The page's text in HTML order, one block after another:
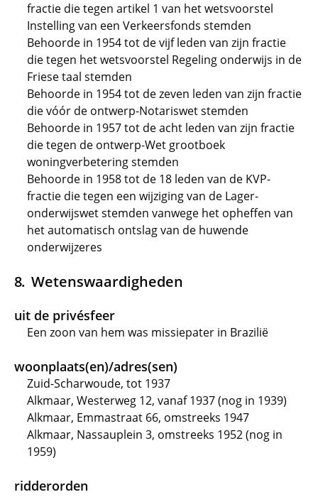
fractie die tegen artikel 1 van het wetsvoorstel
Instelling van een Verkeersfonds stemden
Behoorde in 1954 tot de vijf leden van zijn fractie
die tegen het wetsvoorstel Regeling onderwijs in de
Friese taal stemden
Behoorde in 1954 tot de zeven leden van zijn fractie
die vóór de ontwerp-Notariswet stemden
Behoorde in 1957 tot de acht leden van zijn fractie
die tegen de ontwerp-Wet grootboek
woningverbetering stemden
Behoorde in 1958 tot de 18 leden van de KVP-
fractie die tegen een wijziging van de Lager-
onderwijswet stemden vanwege het opheffen van
het automatisch ontslag van de huwende
onderwijzeres
Wetenswaardigheden
uit de privésfeer
Een zoon van hem was missiepater in Brazilië
woonplaats(en)/adres(sen)
Zuid-Scharwoude, tot 1937
Alkmaar, Westerweg 12, vanaf 1937 (nog in 1939)
Alkmaar, Emmastraat 66, omstreeks 1947
Alkmaar, Nassauplein 3, omstreeks 1952 (nog in
1959)
ridderorden